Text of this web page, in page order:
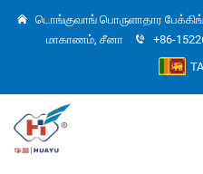
டொங்குவாங் பொருளாதார
மாகாணம், சீனா
+86-
TA